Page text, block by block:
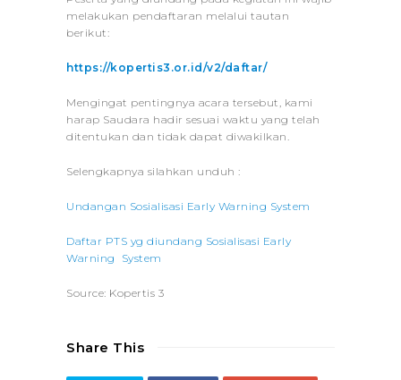
melakukan pendaftaran melalui tautan
berikut:
https://kopertis3.or.id/v2/daftar/
Mengingat pentingnya acara tersebut, kami
harap Saudara hadir sesuai waktu yang telah
ditentukan dan tidak dapat diwakilkan.
Selengkapnya silahkan unduh :
Undangan Sosialisasi Early Warning System
Daftar PTS yg diundang Sosialisasi Early
Warning System
Source: Kopertis 3
Share This